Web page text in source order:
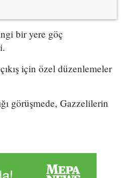
bir yere göç
için özel düzenlemeler
görüşmede, Gazzelilerin